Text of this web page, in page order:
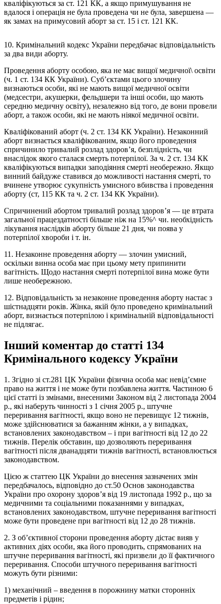
кваліфікуються за ст. 121 КК, а якщо примушування не
вдалося і операція не була проведена чи не була, завершена —
як замах на примусовий аборт за ст. 15 і ст. 121 КК.
10. Кримінальний кодекс України передбачає відповідальність
за два види аборту.
Проведення аборту особою, яка не має вищої медичної\ освіти
(ч. 1 ст. 134 КК України). Суб’єктами цього злочину
визнаються особи, які не мають вищої медичної освіти
(медсестри, акушерки, фельдшери та інші особи, що мають
середню медичну освіту), незалежно від того, де вони провели
аборт, а також особи, які не мають ніякої медичної освіти.
Кваліфікований аборт (ч. 2 ст. 134 КК України). Незаконний
аборт визнається кваліфікованим, якщо його проведення
спричинило тривалий розлад здоров’я, безплідність, чи
внаслідок якого сталася смерть потерпілої. За ч. 2 ст. 134 КК
кваліфікуються випадки заподіяння смерті необережно. Якщо
винний байдуже ставився до можливості настання смерті, то
вчинене утворює сукупність умисного вбивства і проведення
аборту (ст, 115 КК та ч. 2 ст. 134 КК України).
Спричинений абортом тривалий розлад здоров’я — це втрата
загальної працездатності більше ніж на 15%^ чи. необхідність
лікування наслідків аборту більше 21 дня, чи поява у
потерпілої хвороби і т. ін.
11. Незаконне проведення аборту — злочин умисний,
оскільки винна особа має при цьому мету припинити
вагітність. Щодо настання смерті потерпілої вина може бути
лише необережною.
12. Відповідальність за незаконне проведення аборту настає з
шістнадцяти років. Жінка, якій було проведено кримінальний
аборт, визнається потерпілою і кримінальній відповідальності
не підлягає.
Інший коментар до статті 134
Кримінального кодексу України
1. Згідно зі ст.281 ЦК України фізична особа має невід’ємне
право на життя і не може бути позбавлена життя. Частиною 6
цієї статті із змінами, внесеними Законом від 2 листопада 2004
р., які наберуть чинності з 1 січня 2005 р., штучне
переривання вагітності, якщо воно не перевищує 12 тижнів,
може здійснюватися за бажанням жінки, а у випадках,
встановлених законодавством – і при вагітності від 12 до 22
тижнів. Перелік обставин, що дозволяють переривання
вагітності після дванадцяти тижнів вагітності, встановлюється
законодавством.
Цією ж статтею ЦК України до внесення зазначених змін
передбачалось, відповідно до ст.50 Основ законодавства
України про охорону здоров’я від 19 листопада 1992 р., що за
медичними та соціальними показаннями у випадках,
встановлених законодавством, штучне переривання вагітності
може бути проведене при вагітності від 12 до 28 тижнів.
2. З об’єктивної сторони проведення аборту дістає вияв у
активних діях особи, яка його проводить, спрямованих на
штучне переривання вагітності, які призвели до її фактичного
переривання. Способи штучного переривання вагітності
можуть бути різними:
1) механічний – введення в порожнину матки сторонніх
предметів і рідин;